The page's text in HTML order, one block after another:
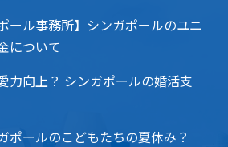
ール事務所】シンガポールのユニ
について
力向上？ シンガポールの婚活支
ポールのこどもたちの夏休み？